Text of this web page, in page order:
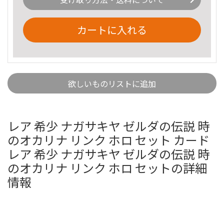
カートに入れる
欲しいものリストに追加
レア 希少 ナガサキヤ ゼルダの伝説 時
のオカリナ リンク ホロ セット カード
レア 希少 ナガサキヤ ゼルダの伝説 時
のオカリナ リンク ホロ セットの詳細
情報